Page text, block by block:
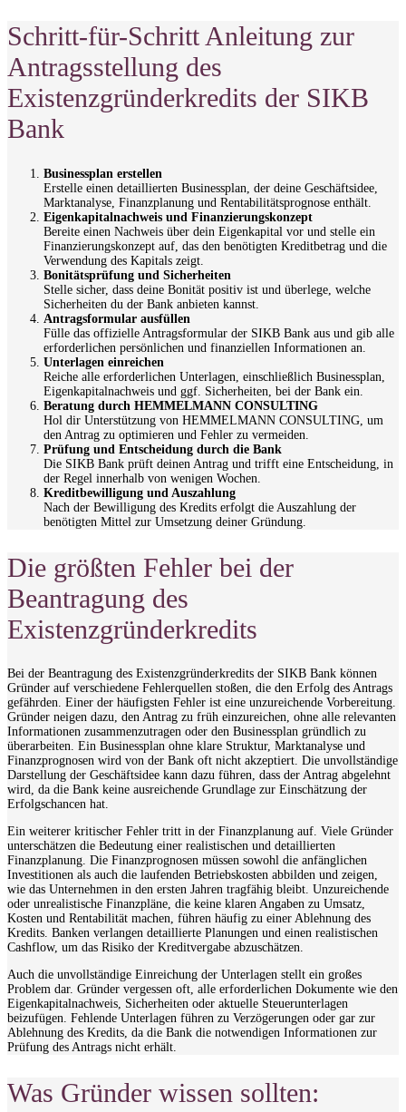
Schritt-für-Schritt Anleitung zur
Antragsstellung des
Existenzgründerkredits der SIKB
Bank
Businessplan erstellen
Erstelle einen detaillierten Businessplan, der deine Geschäftsidee,
Marktanalyse, Finanzplanung und Rentabilitätsprognose enthält.
Eigenkapitalnachweis und Finanzierungskonzept
Bereite einen Nachweis über dein Eigenkapital vor und stelle ein
Finanzierungskonzept auf, das den benötigten Kreditbetrag und die
Verwendung des Kapitals zeigt.
Bonitätsprüfung und Sicherheiten
Stelle sicher, dass deine Bonität positiv ist und überlege, welche
Sicherheiten du der Bank anbieten kannst.
Antragsformular ausfüllen
Fülle das offizielle Antragsformular der SIKB Bank aus und gib alle
erforderlichen persönlichen und finanziellen Informationen an.
Unterlagen einreichen
Reiche alle erforderlichen Unterlagen, einschließlich Businessplan,
Eigenkapitalnachweis und ggf. Sicherheiten, bei der Bank ein.
Beratung durch HEMMELMANN CONSULTING
Hol dir Unterstützung von HEMMELMANN CONSULTING, um
den Antrag zu optimieren und Fehler zu vermeiden.
Prüfung und Entscheidung durch die Bank
Die SIKB Bank prüft deinen Antrag und trifft eine Entscheidung, in
der Regel innerhalb von wenigen Wochen.
Kreditbewilligung und Auszahlung
Nach der Bewilligung des Kredits erfolgt die Auszahlung der
benötigten Mittel zur Umsetzung deiner Gründung.
Die größten Fehler bei der
Beantragung des
Existenzgründerkredits
Bei der Beantragung des Existenzgründerkredits der SIKB Bank können
Gründer auf verschiedene Fehlerquellen stoßen, die den Erfolg des Antrags
gefährden. Einer der häufigsten Fehler ist eine unzureichende Vorbereitung.
Gründer neigen dazu, den Antrag zu früh einzureichen, ohne alle relevanten
Informationen zusammenzutragen oder den Businessplan gründlich zu
überarbeiten. Ein Businessplan ohne klare Struktur, Marktanalyse und
Finanzprognosen wird von der Bank oft nicht akzeptiert. Die unvollständige
Darstellung der Geschäftsidee kann dazu führen, dass der Antrag abgelehnt
wird, da die Bank keine ausreichende Grundlage zur Einschätzung der
Erfolgschancen hat.
Ein weiterer kritischer Fehler tritt in der Finanzplanung auf. Viele Gründer
unterschätzen die Bedeutung einer realistischen und detaillierten
Finanzplanung. Die Finanzprognosen müssen sowohl die anfänglichen
Investitionen als auch die laufenden Betriebskosten abbilden und zeigen,
wie das Unternehmen in den ersten Jahren tragfähig bleibt. Unzureichende
oder unrealistische Finanzpläne, die keine klaren Angaben zu Umsatz,
Kosten und Rentabilität machen, führen häufig zu einer Ablehnung des
Kredits. Banken verlangen detaillierte Planungen und einen realistischen
Cashflow, um das Risiko der Kreditvergabe abzuschätzen.
Auch die unvollständige Einreichung der Unterlagen stellt ein großes
Problem dar. Gründer vergessen oft, alle erforderlichen Dokumente wie den
Eigenkapitalnachweis, Sicherheiten oder aktuelle Steuerunterlagen
beizufügen. Fehlende Unterlagen führen zu Verzögerungen oder gar zur
Ablehnung des Kredits, da die Bank die notwendigen Informationen zur
Prüfung des Antrags nicht erhält.
Was Gründer wissen sollten: